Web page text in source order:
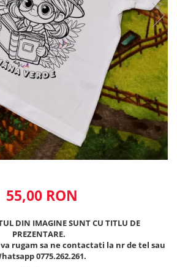
55,00 RON
DIN IMAGINE SUNT CU TITLU DE
PREZENTARE.
rugam sa ne contactati la nr de tel sau
0775.262.261.